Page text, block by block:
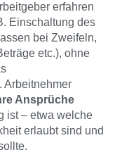
erfahren
Einschaltung des
bei Zweifeln,
etc.), ohne
Arbeitnehmer
Ansprüche
ist – etwa welche
erlaubt sind und